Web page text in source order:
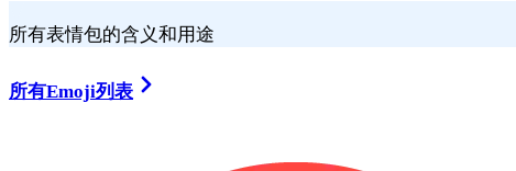
所有表情包的含义和用途
所有Emoji列表